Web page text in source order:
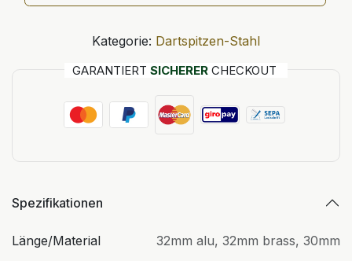
Kategorie: Dartspitzen-Stahl
GARANTIERT SICHERER CHECKOUT
Spezifikationen
Länge/Material 32mm alu, 32mm brass, 30mm